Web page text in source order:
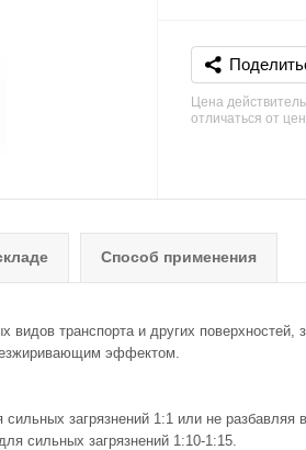
Цена
отличаться от
Способ применения
транспорта и других
эффектом.
загрязнений 1:1 или не разбавляя
сильных загрязнений 1:10-1:15.